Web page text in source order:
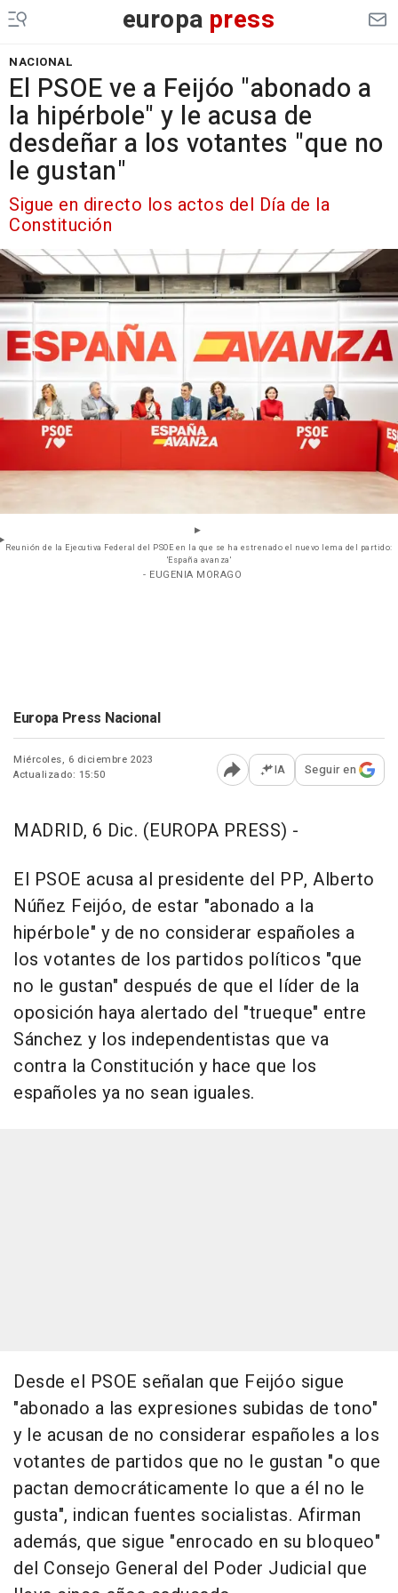
europa press
NACIONAL
El PSOE ve a Feijóo "abonado a
la hipérbole" y le acusa de
desdeñar a los votantes "que no
le gustan"
Sigue en directo los actos del Día de la
Constitución
Reunión de la Ejecutiva Federal del PSOE en la que se ha estrenado el nuevo lema del partido:
'España avanza'
- EUGENIA MORAGO
Europa Press Nacional
Miércoles, 6 diciembre 2023
Actualizado: 15:50
Abrir opciones para
IA Seguir en
MADRID, 6 Dic. (EUROPA PRESS) -
El PSOE acusa al presidente del PP, Alberto
Núñez Feijóo, de estar "abonado a la
hipérbole" y de no considerar españoles a
los votantes de los partidos políticos "que
no le gustan" después de que el líder de la
oposición haya alertado del "trueque" entre
Sánchez y los independentistas que va
contra la Constitución y hace que los
españoles ya no sean iguales.
Desde el PSOE señalan que Feijóo sigue
"abonado a las expresiones subidas de tono"
y le acusan de no considerar españoles a los
votantes de partidos que no le gustan "o que
pactan democráticamente lo que a él no le
gusta", indican fuentes socialistas. Afirman
además, que sigue "enrocado en su bloqueo"
del Consejo General del Poder Judicial que